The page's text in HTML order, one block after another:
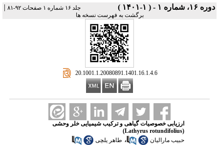
دوره ۱۶، شماره ۱ - ( ۱-۱۴۰۱ ) جلد ۱۶ شماره ۱ صفحات ۹۲-۸۱ |
برگشت به فهرست نسخه ها
‎ 20.1001.1.20080891.1401.16.1.4.6
ارزیابی خصوصیات گیاهی و ترکیب شیمیایی خلر وحشی
(Lathyrus rotundifolius)
حبیب مارالیان
، طاهر یلچی